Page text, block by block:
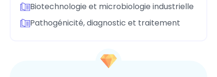
Biotechnologie et microbiologie industrielle
Pathogénicité, diagnostic et traitement